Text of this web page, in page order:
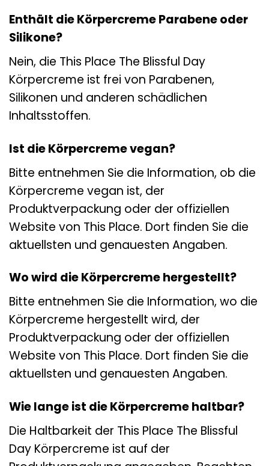
Enthält die Körpercreme Parabene oder
Silikone?
Nein, die This Place The Blissful Day
Körpercreme ist frei von Parabenen,
Silikonen und anderen schädlichen
Inhaltsstoffen.
Ist die Körpercreme vegan?
Bitte entnehmen Sie die Information, ob die
Körpercreme vegan ist, der
Produktverpackung oder der offiziellen
Website von This Place. Dort finden Sie die
aktuellsten und genauesten Angaben.
Wo wird die Körpercreme hergestellt?
Bitte entnehmen Sie die Information, wo die
Körpercreme hergestellt wird, der
Produktverpackung oder der offiziellen
Website von This Place. Dort finden Sie die
aktuellsten und genauesten Angaben.
Wie lange ist die Körpercreme haltbar?
Die Haltbarkeit der This Place The Blissful
Day Körpercreme ist auf der